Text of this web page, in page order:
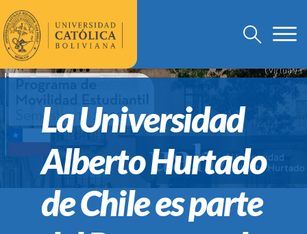
La Universidad
Alberto Hurtado
de Chile es parte